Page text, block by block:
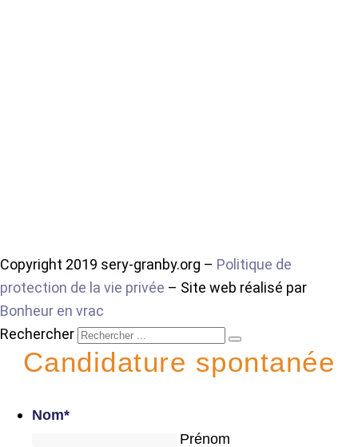
Copyright 2019 sery-granby.org – Politique de
protection de la vie privée – Site web réalisé par
Bonheur en vrac
Rechercher
Candidature spontanée
Nom*
Prénom